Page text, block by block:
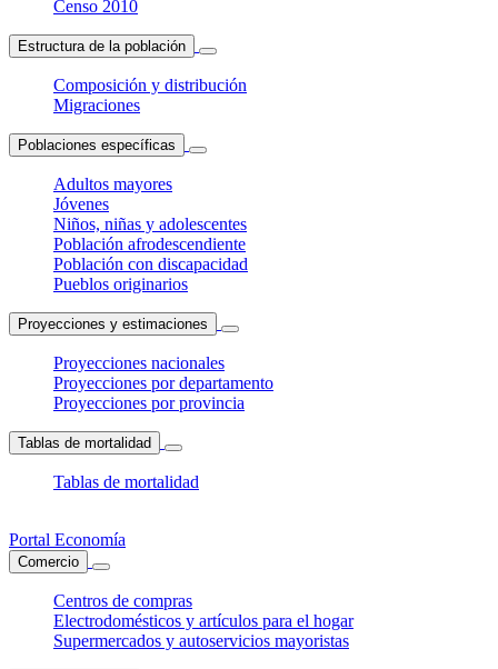
Censo 2010
Estructura de la población
Composición y distribución
Migraciones
Poblaciones específicas
Adultos mayores
Jóvenes
Niños, niñas y adolescentes
Población afrodescendiente
Población con discapacidad
Pueblos originarios
Proyecciones y estimaciones
Proyecciones nacionales
Proyecciones por departamento
Proyecciones por provincia
Tablas de mortalidad
Tablas de mortalidad
Portal Economía
Comercio
Centros de compras
Electrodomésticos y artículos para el hogar
Supermercados y autoservicios mayoristas